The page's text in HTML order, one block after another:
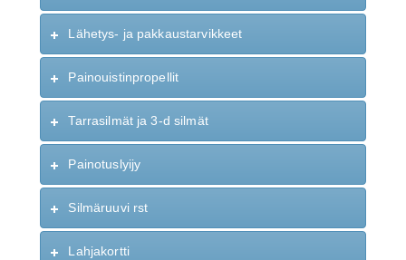
Lähetys- ja pakkaustarvikkeet
Painouistinpropellit
Tarrasilmät ja 3-d silmät
Painotuslyijy
Silmäruuvi rst
Lahjakortti